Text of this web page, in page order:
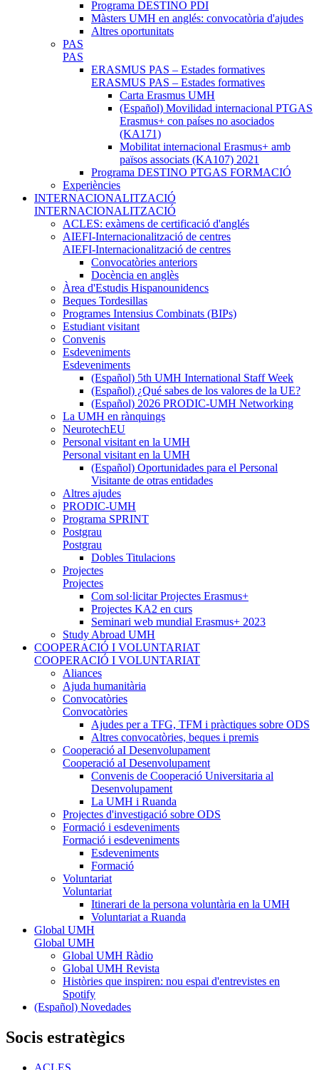
Programa DESTINO PDI
Màsters UMH en anglés: convocatòria d'ajudes
Altres oportunitats
PAS
PAS
ERASMUS PAS – Estades formatives
ERASMUS PAS – Estades formatives
Carta Erasmus UMH
(Español) Movilidad internacional PTGAS
Erasmus+ con países no asociados
(KA171)
Mobilitat internacional Erasmus+ amb
països associats (KA107) 2021
Programa DESTINO PTGAS FORMACIÓ
Experiències
INTERNACIONALITZACIÓ
INTERNACIONALITZACIÓ
ACLES: exàmens de certificació d'anglés
AIEFI-Internacionalització de centres
AIEFI-Internacionalització de centres
Convocatòries anteriors
Docència en anglès
Àrea d'Estudis Hispanounidencs
Beques Tordesillas
Programes Intensius Combinats (BIPs)
Estudiant visitant
Convenis
Esdeveniments
Esdeveniments
(Español) 5th UMH International Staff Week
(Español) ¿Qué sabes de los valores de la UE?
(Español) 2026 PRODIC-UMH Networking
La UMH en rànquings
NeurotechEU
Personal visitant en la UMH
Personal visitant en la UMH
(Español) Oportunidades para el Personal
Visitante de otras entidades
Altres ajudes
PRODIC-UMH
Programa SPRINT
Postgrau
Postgrau
Dobles Titulacions
Projectes
Projectes
Com sol·licitar Projectes Erasmus+
Projectes KA2 en curs
Seminari web mundial Erasmus+ 2023
Study Abroad UMH
COOPERACIÓ I VOLUNTARIAT
COOPERACIÓ I VOLUNTARIAT
Aliances
Ajuda humanitària
Convocatòries
Convocatòries
Ajudes per a TFG, TFM i pràctiques sobre ODS
Altres convocatòries, beques i premis
Cooperació aI Desenvolupament
Cooperació aI Desenvolupament
Convenis de Cooperació Universitaria al
Desenvolupament
La UMH i Ruanda
Projectes d'investigació sobre ODS
Formació i esdeveniments
Formació i esdeveniments
Esdeveniments
Formació
Voluntariat
Voluntariat
Itinerari de la persona voluntària en la UMH
Voluntariat a Ruanda
Global UMH
Global UMH
Global UMH Ràdio
Global UMH Revista
Històries que inspiren: nou espai d'entrevistes en
Spotify
(Español) Novedades
Socis estratègics
ACLES